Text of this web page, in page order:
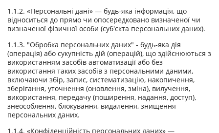
1.1.2. «Персональні дані» — будь-яка інформація, що
відноситься до прямо чи опосередковано визначеної чи
визначеної фізичної особи (суб'єкта персональних даних).
1.1.3. "Обробка персональних даних" - будь-яка дія
(операція) або сукупність дій (операцій), що здійснюються з
використанням засобів автоматизації або без
використання таких засобів з персональними даними,
включаючи збір, запис, систематизацію, накопичення,
зберігання, уточнення (оновлення, зміна), вилучення,
використання, передачу (поширення, надання, доступ),
знеособлення, блокування, видалення, знищення
персональних даних.
1.1.4. «Конфіденційність персональних даних» —